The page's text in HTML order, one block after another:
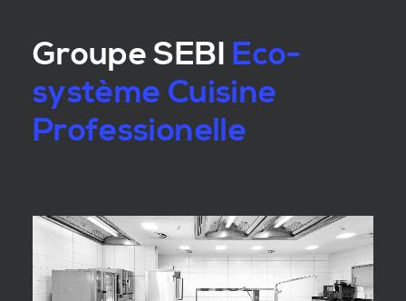
Groupe SEBI Eco-
système Cuisine
Professionelle